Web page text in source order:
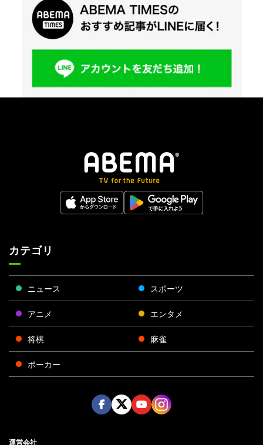
カテゴリ
ニュース スポーツ
アニメ エンタメ
将棋 麻雀
ポーカー
運営会社